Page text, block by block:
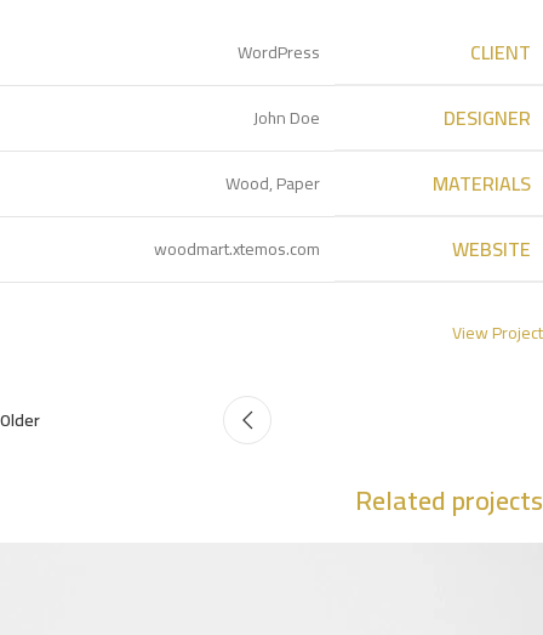
CLIENT
WordPress
DESIGNER
John Doe
MATERIALS
Wood, Paper
WEBSITE
woodmart.xtemos.com
View Project
Older
Related projects